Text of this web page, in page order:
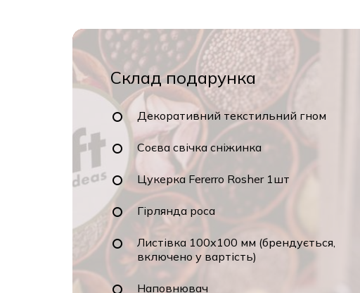
Склад подарунка
Декоративний текстильний гном
Соєва свічка сніжинка
Цукерка Fererro Rosher 1шт
Гірлянда роса
Листівка 100х100 мм (брендується,
включено у вартість)
Наповнювач